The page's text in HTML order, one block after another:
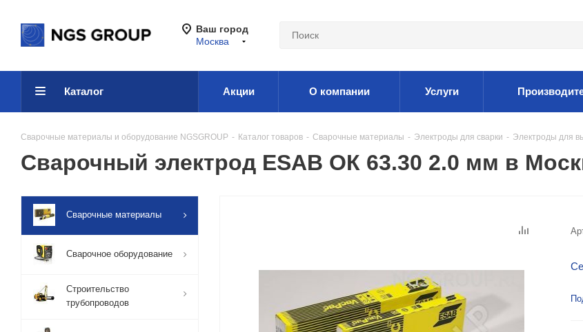
Ваш город
Москва
Каталог Акции О компании Услуги
Сварочные материалы и оборудование NGSGROUP - Каталог товаров - Сварочные материалы - Электроды для сварки - Электроды для
Сварочный электрод ESAB ОК 63.30 2.0 мм в
Сварочные материалы
Сварочное оборудование
Строительство
трубопроводов